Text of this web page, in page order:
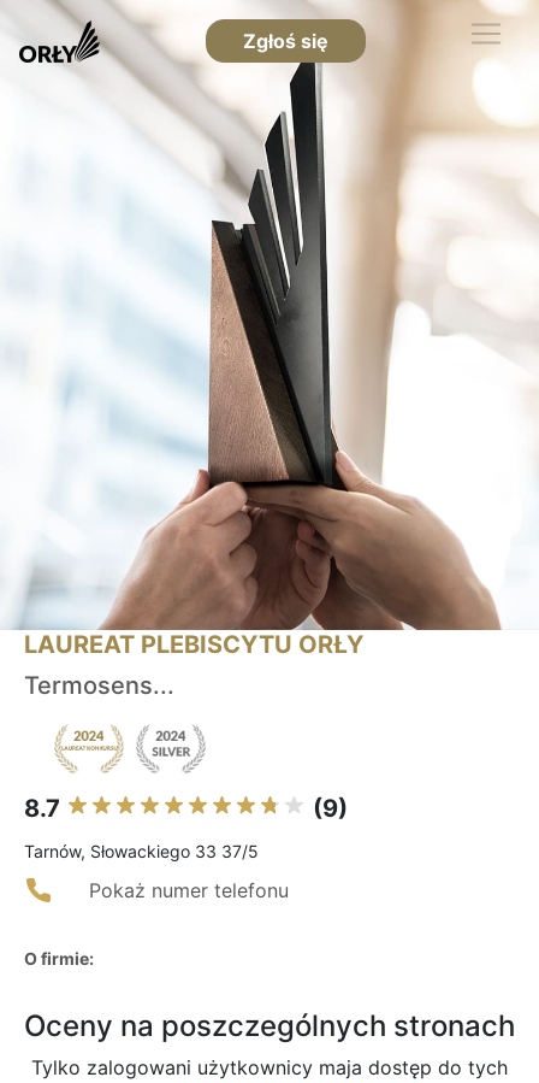
Zgłoś się
LAUREAT PLEBISCYTU ORŁY
Termosens...
8.7 (9)
Tarnów, Słowackiego 33 37/5
Pokaż numer telefonu
O firmie:
Oceny na poszczególnych stronach
Tylko zalogowani użytkownicy maja dostęp do tych